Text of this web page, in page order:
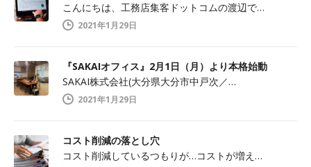
こんにちは、工務店集客ドットコムの渡辺で…
2021年1月29日
『SAKAIオフィス』2月1日（月）より本格始動
SAKAI株式会社(大分県大分市中戸次／…
2021年1月29日
コスト削減の落とし穴
コスト削減しているつもりが…コストが増え…